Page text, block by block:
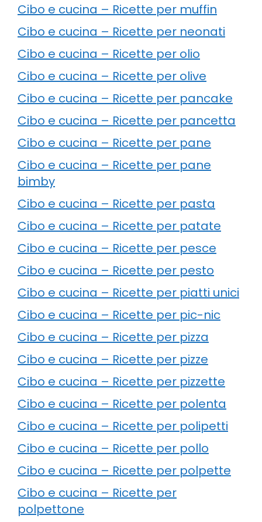
Cibo e cucina – Ricette per muffin
Cibo e cucina – Ricette per neonati
Cibo e cucina – Ricette per olio
Cibo e cucina – Ricette per olive
Cibo e cucina – Ricette per pancake
Cibo e cucina – Ricette per pancetta
Cibo e cucina – Ricette per pane
Cibo e cucina – Ricette per pane
bimby
Cibo e cucina – Ricette per pasta
Cibo e cucina – Ricette per patate
Cibo e cucina – Ricette per pesce
Cibo e cucina – Ricette per pesto
Cibo e cucina – Ricette per piatti unici
Cibo e cucina – Ricette per pic-nic
Cibo e cucina – Ricette per pizza
Cibo e cucina – Ricette per pizze
Cibo e cucina – Ricette per pizzette
Cibo e cucina – Ricette per polenta
Cibo e cucina – Ricette per polipetti
Cibo e cucina – Ricette per pollo
Cibo e cucina – Ricette per polpette
Cibo e cucina – Ricette per
polpettone